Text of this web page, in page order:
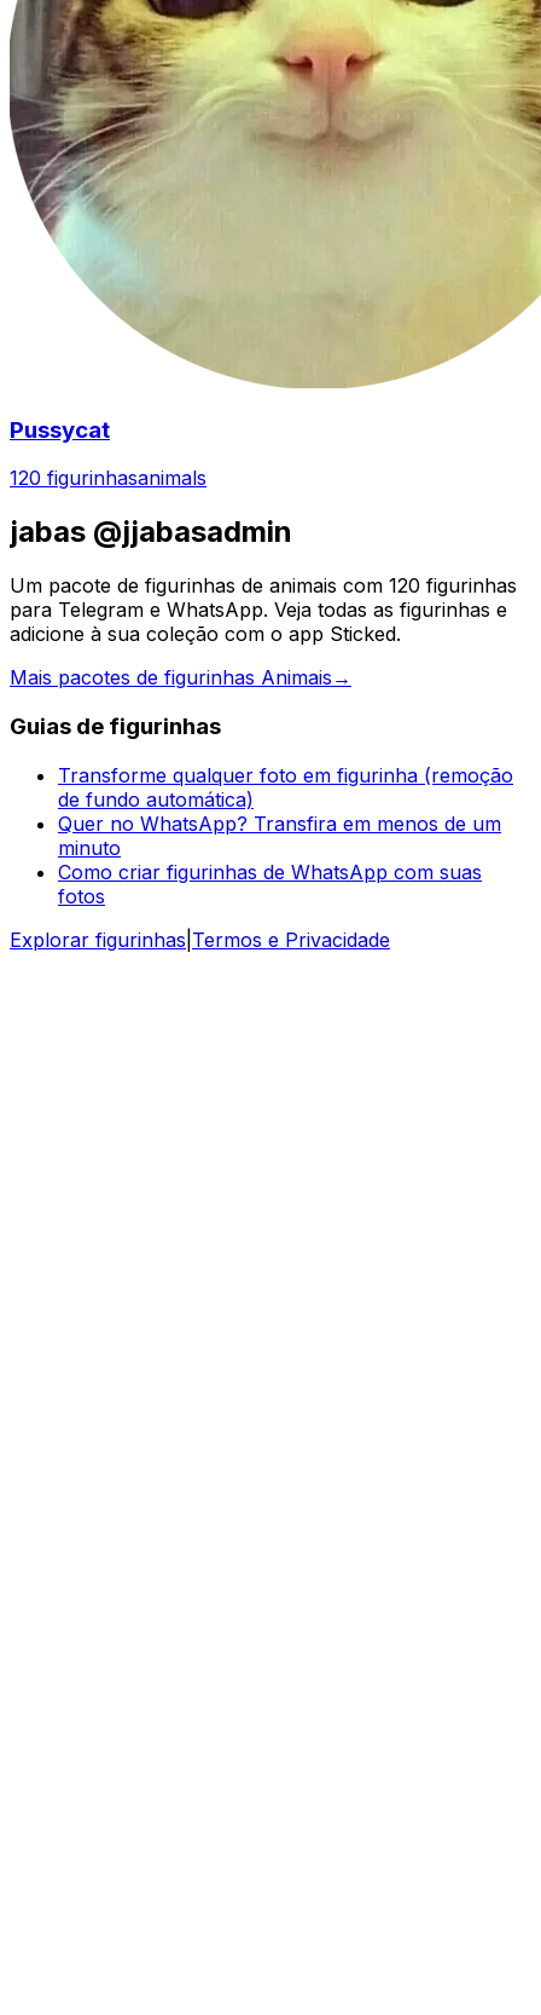
Pussycat
120 figurinhasanimals
jabas @jjabasadmin
Um pacote de figurinhas de animais com 120 figurinhas
para Telegram e WhatsApp. Veja todas as figurinhas e
adicione à sua coleção com o app Sticked.
Mais pacotes de figurinhas Animais →
Guias de figurinhas
Transforme qualquer foto em figurinha (remoção
de fundo automática)
Quer no WhatsApp? Transfira em menos de um
minuto
Como criar figurinhas de WhatsApp com suas
fotos
Explorar figurinhas Termos e Privacidade